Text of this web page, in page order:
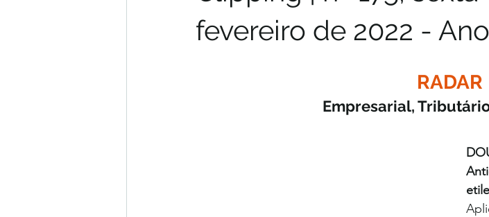
fevereiro de 2022 -
RADAR
Empresarial,